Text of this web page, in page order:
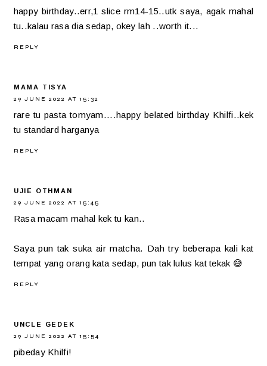
happy birthday..err,1 slice rm14-15..utk saya, agak mahal
tu..kalau rasa dia sedap, okey lah ..worth it...
REPLY
MAMA TISYA
29 JUNE 2022 AT 15:32
rare tu pasta tomyam....happy belated birthday Khilfi..kek
tu standard harganya
REPLY
UJIE OTHMAN
29 JUNE 2022 AT 15:45
Rasa macam mahal kek tu kan..
Saya pun tak suka air matcha. Dah try beberapa kali kat
tempat yang orang kata sedap, pun tak lulus kat tekak 😅
REPLY
UNCLE GEDEK
29 JUNE 2022 AT 15:54
pibeday Khilfi!